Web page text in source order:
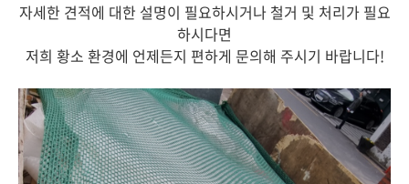
자세한 견적에 대한 설명이 필요하시거나 철거 및 처리가 필요
하시다면
저희 황소 환경에 언제든지 편하게 문의해 주시기 바랍니다!